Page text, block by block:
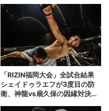
「RIZIN福岡大会」全試合結果
シェイドゥラエフが3度目の防
衛、神龍vs扇久保の因縁対決も